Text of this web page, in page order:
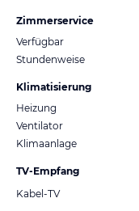
Zimmerservice
Verfügbar
Stundenweise
Klimatisierung
Heizung
Ventilator
Klimaanlage
TV-Empfang
Kabel-TV